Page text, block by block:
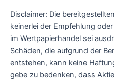
Disclaimer: Die
keinerlei der Empfehlung
im Wertpapierhandel sei
Schäden, die aufgrund der
entstehen, kann keine
gebe zu bedenken, dass